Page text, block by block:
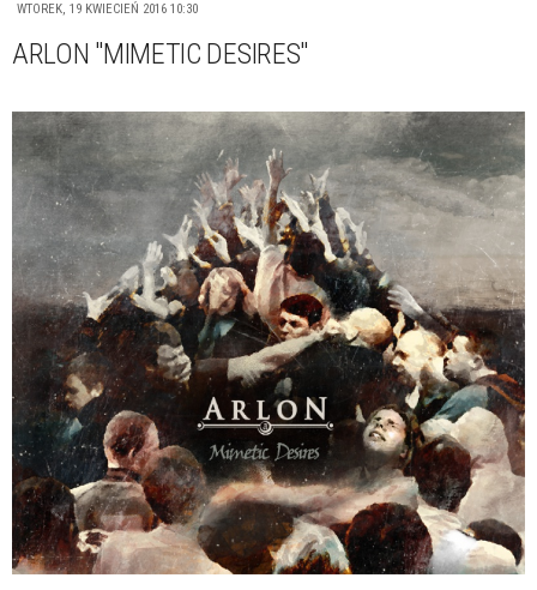
WTOREK, 19 KWIECIEŃ 2016 10:30
ARLON "MIMETIC DESIRES"